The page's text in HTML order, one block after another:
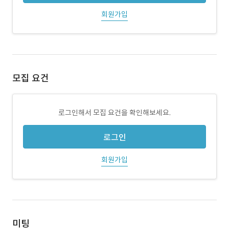
회원가입
모집 요건
로그인해서 모집 요건을 확인해보세요.
로그인
회원가입
미팅